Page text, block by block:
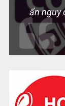
ẩn nguy